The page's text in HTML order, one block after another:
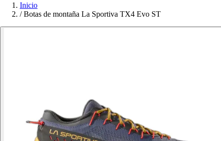
Inicio
/ Botas de montaña La Sportiva TX4 Evo ST